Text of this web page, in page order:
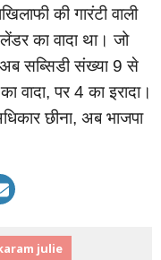
कीगारंटीवाली
कावादा था। जो
अबसब्सिडीसंख्या 9से
कावादा,पर 4काइरादा।
छीना, अबभाजपा
julie